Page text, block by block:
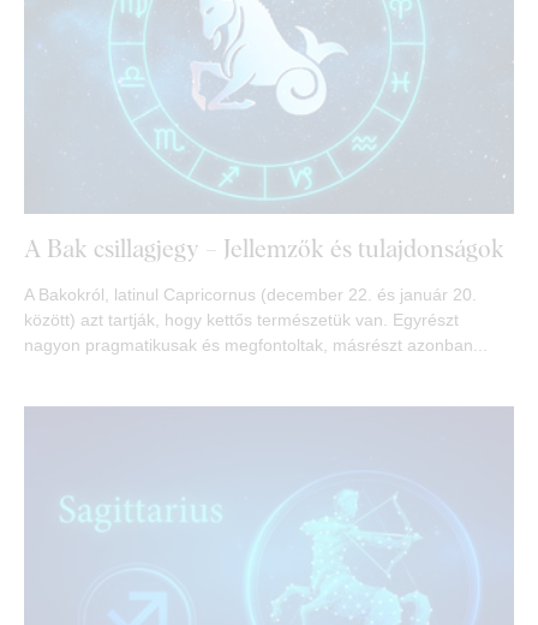
A Bak csillagjegy – Jellemzők és tulajdonságok
A Bakokról, latinul Capricornus (december 22. és január 20.
között) azt tartják, hogy kettős természetük van. Egyrészt
nagyon pragmatikusak és megfontoltak, másrészt azonban...